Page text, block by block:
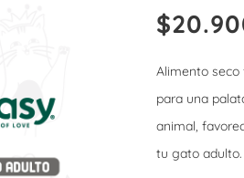
$
Alimento
para una
animal,
tu gato adulto.